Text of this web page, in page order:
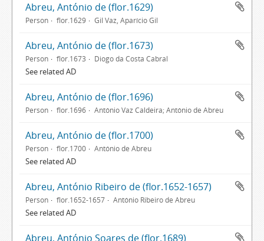
Abreu, António de (flor.1629)
Person flor.1629 Gil Vaz, Aparício Gil
Abreu, António de (flor.1673)
Person flor.1673 Diogo da Costa Cabral
See related AD
Abreu, António de (flor.1696)
Person flor.1696 António Vaz Caldeira; António de Abreu
Abreu, António de (flor.1700)
Person flor.1700 António de Abreu
See related AD
Abreu, António Ribeiro de (flor.1652-1657)
Person flor.1652-1657 António Ribeiro de Abreu
See related AD
Abreu, António Soares de (flor.1689)